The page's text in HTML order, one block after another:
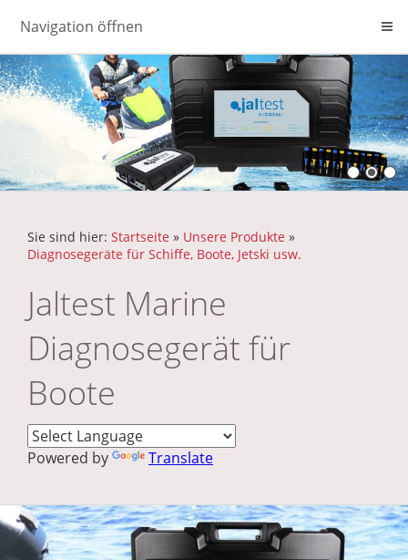
Navigation öffnen
Sie sind hier: Startseite » Unsere Produkte »
Diagnosegeräte für Schiffe, Boote, Jetski usw.
Jaltest Marine
Diagnosegerät für
Boote
Powered by Translate